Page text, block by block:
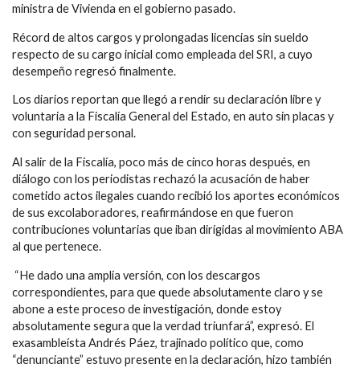
ministra de Vivienda en el gobierno pasado.
Récord de altos cargos y prolongadas licencias sin sueldo
respecto de su cargo inicial como empleada del SRI, a cuyo
desempeño regresó finalmente.
Los diarios reportan que llegó a rendir su declaración libre y
voluntaria a la Fiscalía General del Estado, en auto sin placas y
con seguridad personal.
Al salir de la Fiscalía, poco más de cinco horas después, en
diálogo con los periodistas rechazó la acusación de haber
cometido actos ilegales cuando recibió los aportes económicos
de sus excolaboradores, reafirmándose en que fueron
contribuciones voluntarias que iban dirigidas al movimiento ABA
al que pertenece.
“He dado una amplia versión, con los descargos
correspondientes, para que quede absolutamente claro y se
abone a este proceso de investigación, donde estoy
absolutamente segura que la verdad triunfará”, expresó. El
exasambleísta Andrés Páez, trajinado político que, como
“denunciante” estuvo presente en la declaración, hizo también